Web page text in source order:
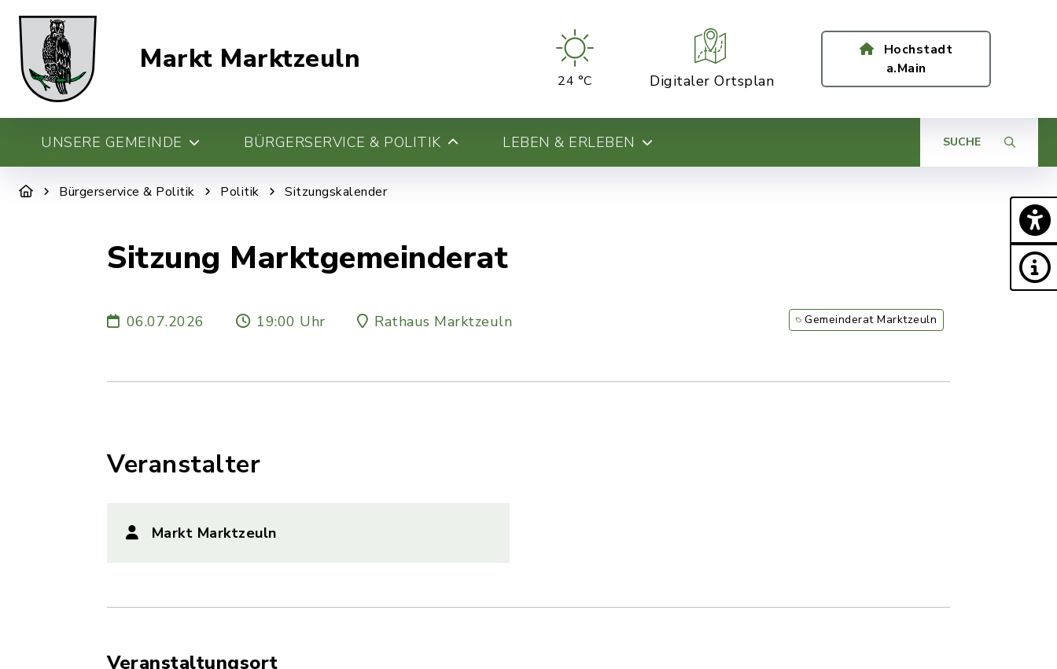
Markt Marktzeuln
24 °C Digitaler Ortsplan
Hochstadt
a.Main
UNSERE GEMEINDE BÜRGERSERVICE & POLITIK LEBEN & ERLEBEN SUCHE
Bürgerservice & Politik Politik Sitzungskalender
Sitzung Marktgemeinderat
06.07.2026 19:00 Uhr Rathaus Marktzeuln Gemeinderat Marktzeuln
Veranstalter
Markt Marktzeuln
Veranstaltungsort